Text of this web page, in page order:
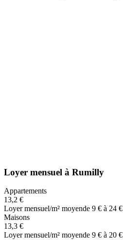
Loyer mensuel à Rumilly
Appartements
13,2 €
Loyer mensuel/m² moyende 9 € à 24 €
Maisons
13,3 €
Loyer mensuel/m² moyende 9 € à 20 €